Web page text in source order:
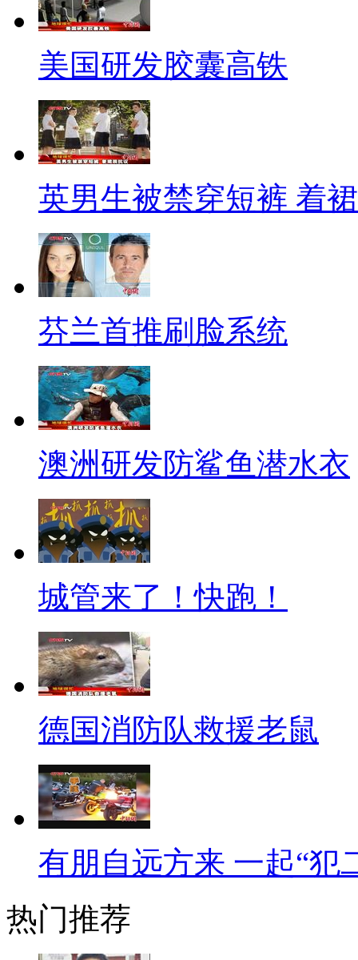
让用户有隐私被泄露的感觉。
除了个人信息在网络上被搜
发现，他们的手机频频收到陌
房产租售、打车软件、美食优
同时出现在他们的iPad和MAC
彻底关闭这项服务，否则苹果
其实，互联网共享用户数据
会上就曝光了互联网运营商强
正是通过“共享用户数据”这样
呼，网络隐私被盗取真是防不
【口播】科技改变生活，应
才对，如果滥用一些手段损害
的初衷和目的。我们也呼吁有
乱象，让网络和科技真正为我
[呱呱来吐槽]
[解说]
界上总有那么多让我百思不得
不通，是因为我科幻书看太少
“旱鸭子”摸黑捞鱼溺亡
老天爷这张脸啊，说变就变
内涝了。虽然出行不便，但是
鱼。近日，广州暴雨后也是鱼
大观河摸鱼，谁料不慎落水溺
是个旱鸭子，怎么能下河捞鱼
是谁家的孩子这样离去，父母总
美国研发胶囊高铁
英男生被禁穿短裤 着
芬兰首推刷脸系统
澳洲研发防鲨鱼潜水衣
城管来了！快跑！
德国消防队救援老鼠
有朋自远方来 一起“犯
热门推荐